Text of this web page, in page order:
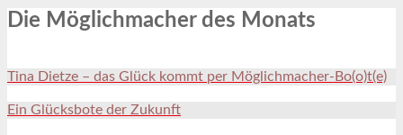
Die Möglichmacher des Monats
Tina Dietze – das Glück kommt per Möglichmacher-Bo(o)t(e)
Ein Glücksbote der Zukunft